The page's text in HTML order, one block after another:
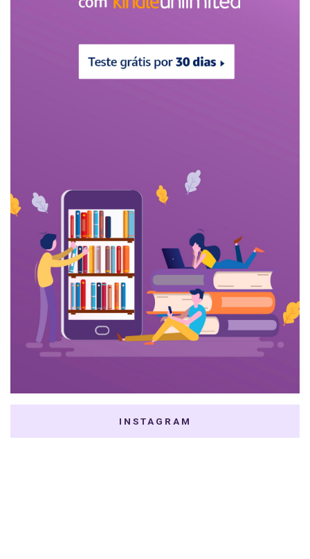
INSTAGRAM